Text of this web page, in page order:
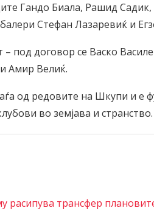
Гандо Биала, Рашид
Стефан Лазаревиќ и
под договор се Васко
Амир Велиќ.
од редовите на Шкупи и е
во земјава и странство.
расипува трансфер